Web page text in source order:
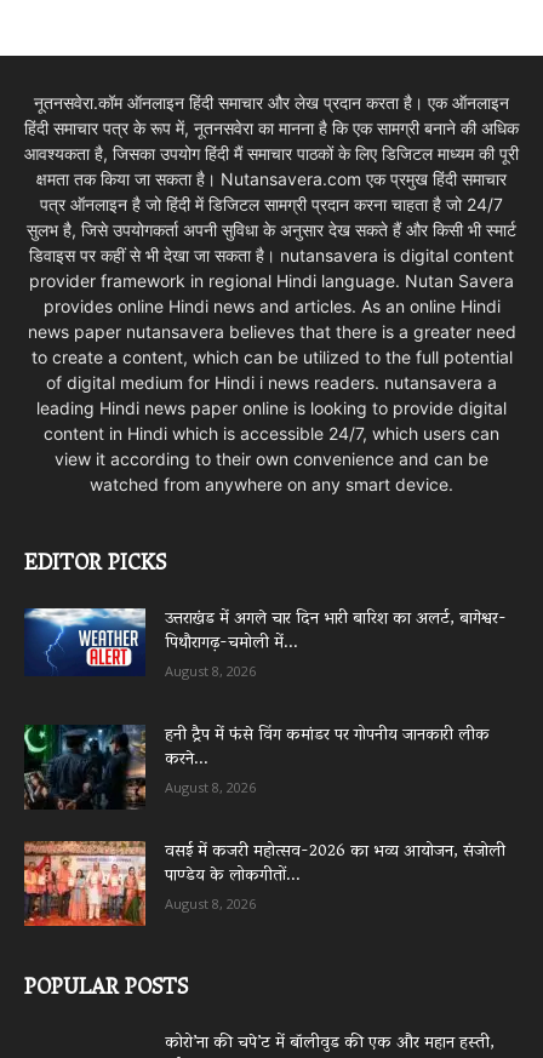
नूतनसवेरा.कॉम ऑनलाइन हिंदी समाचार और लेख प्रदान करता है। एक ऑनलाइन
हिंदी समाचार पत्र के रूप में, नूतनसवेरा का मानना है कि एक सामग्री बनाने की अधिक
आवश्यकता है, जिसका उपयोग हिंदी मैं समाचार पाठकों के लिए डिजिटल माध्यम की पूरी
क्षमता तक किया जा सकता है। Nutansavera.com एक प्रमुख हिंदी समाचार
पत्र ऑनलाइन है जो हिंदी में डिजिटल सामग्री प्रदान करना चाहता है जो 24/7
सुलभ है, जिसे उपयोगकर्ता अपनी सुविधा के अनुसार देख सकते हैं और किसी भी स्मार्ट
डिवाइस पर कहीं से भी देखा जा सकता है। nutansavera is digital content
provider framework in regional Hindi language. Nutan Savera
provides online Hindi news and articles. As an online Hindi
news paper nutansavera believes that there is a greater need
to create a content, which can be utilized to the full potential
of digital medium for Hindi i news readers. nutansavera a
leading Hindi news paper online is looking to provide digital
content in Hindi which is accessible 24/7, which users can
view it according to their own convenience and can be
watched from anywhere on any smart device.
EDITOR PICKS
उत्तराखंड में अगले चार दिन भारी बारिश का अलर्ट, बागेश्वर-
पिथौरागढ़-चमोली में...
August 8, 2026
हनी ट्रैप में फंसे विंग कमांडर पर गोपनीय जानकारी लीक
करने...
August 8, 2026
वसई में कजरी महोत्सव-2026 का भव्य आयोजन, संजोली
पाण्डेय के लोकगीतों...
August 8, 2026
POPULAR POSTS
कोरो’ना की चपे’ट में बॉलीवुड की एक और महान हस्ती,